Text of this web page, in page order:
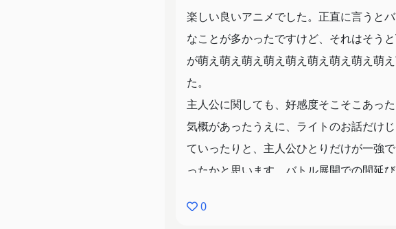
楽しい良いアニメでした。正直に言うと
なことが多かったですけど、それはそう
が萌え萌え萌え萌え萌え萌え萌え萌え萌
た。
主人公に関しても、好感度そこそこあっ
気概があったうえに、ライトのお話だけ
ていったりと、主人公ひとりだけが一強
ったかと思います。バトル展開での間延
このアニメのおかげで今期ピザを食べる
0